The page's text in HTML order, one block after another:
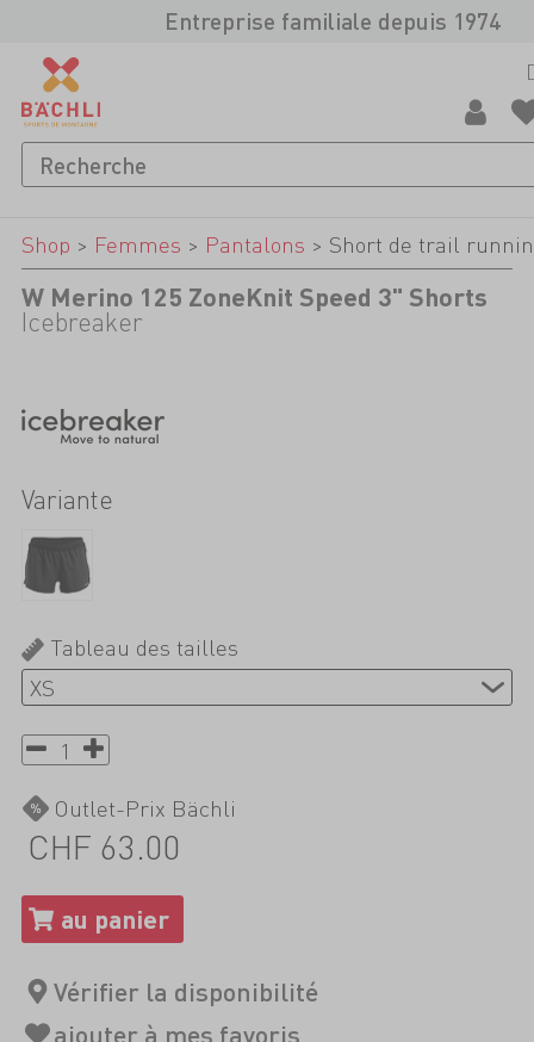
Entreprise familiale depuis 1974
Shop > Femmes > Pantalons > Short de trail
W Merino 125 ZoneKnit Speed 3" Shorts
Icebreaker
Variante
Tableau des tailles
Outlet-Prix Bächli
CHF 63.00